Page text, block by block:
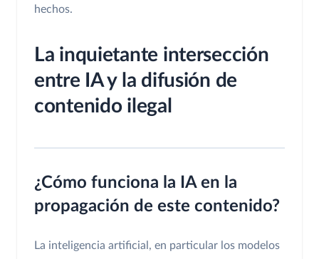
hechos.
La inquietante intersección
entre IA y la difusión de
contenido ilegal
¿Cómo funciona la IA en la
propagación de este contenido?
La inteligencia artificial, en particular los modelos